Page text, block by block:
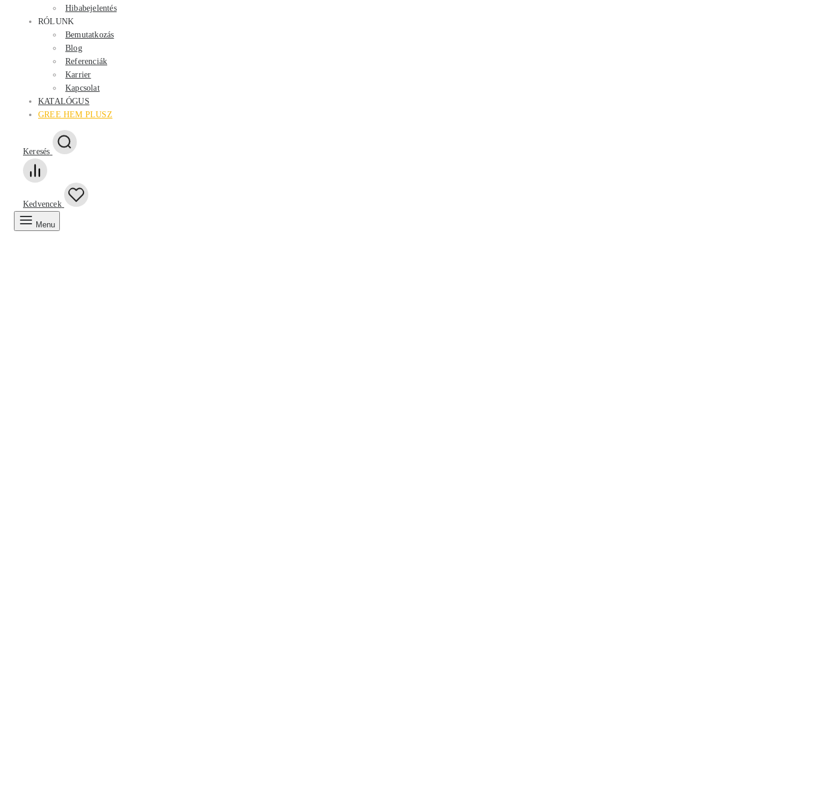
Hibabejelentés
RÓLUNK
Bemutatkozás
Blog
Referenciák
Karrier
Kapcsolat
KATALÓGUS
GREE HEM PLUSZ
Keresés
Kedvencek
Menu